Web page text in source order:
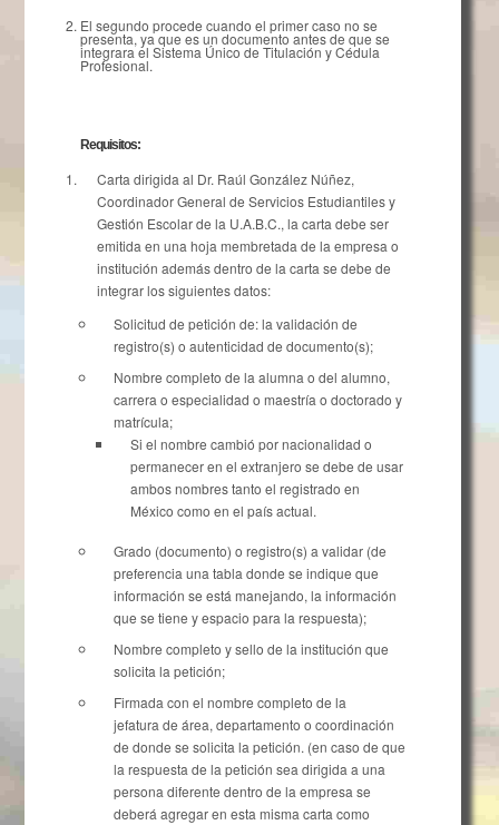
El segundo procede cuando el primer caso no se
presenta, ya que es un documento antes de que se
integrara el Sistema Único de Titulación y Cédula
Profesional.
Requisitos:
Carta dirigida al Dr. Raúl González Núñez,
Coordinador General de Servicios Estudiantiles y
Gestión Escolar de la U.A.B.C., la carta debe ser
emitida en una hoja membretada de la empresa o
institución además dentro de la carta se debe de
integrar los siguientes datos:
Solicitud de petición de: la validación de
registro(s) o autenticidad de documento(s);
Nombre completo de la alumna o del alumno,
carrera o especialidad o maestría o doctorado y
matrícula;
Si el nombre cambió por nacionalidad o
permanecer en el extranjero se debe de usar
ambos nombres tanto el registrado en
México como en el país actual.
Grado (documento) o registro(s) a validar (de
preferencia una tabla donde se indique que
información se está manejando, la información
que se tiene y espacio para la respuesta);
Nombre completo y sello de la institución que
solicita la petición;
Firmada con el nombre completo de la
jefatura de área, departamento o coordinación
de donde se solicita la petición. (en caso de que
la respuesta de la petición sea dirigida a una
persona diferente dentro de la empresa se
deberá agregar en esta misma carta como